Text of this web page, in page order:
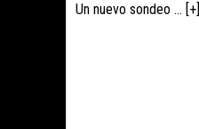
Un nuevo sondeo ... [+]